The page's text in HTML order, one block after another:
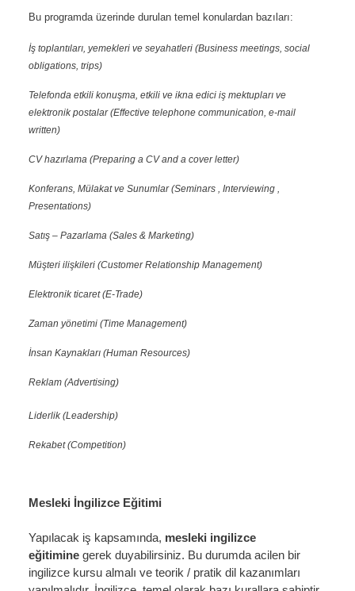
Bu programda üzerinde durulan temel konulardan bazıları:
İş toplantıları, yemekleri ve seyahatleri (Business meetings, social
obligations, trips)
Telefonda etkili konuşma, etkili ve ikna edici iş mektupları ve
elektronik postalar (Effective telephone communication, e-mail
written)
CV hazırlama (Preparing a CV and a cover letter)
Konferans, Mülakat ve Sunumlar (Seminars , Interviewing ,
Presentations)
Satış – Pazarlama (Sales & Marketing)
Müşteri ilişkileri (Customer Relationship Management)
Elektronik ticaret (E-Trade)
Zaman yönetimi (Time Management)
İnsan Kaynakları (Human Resources)
Reklam (Advertising)
Liderlik (Leadership)
Rekabet (Competition)
Mesleki İngilizce Eğitimi
Yapılacak iş kapsamında, mesleki ingilizce
eğitimine gerek duyabilirsiniz. Bu durumda acilen bir
ingilizce kursu almalı ve teorik / pratik dil kazanımları